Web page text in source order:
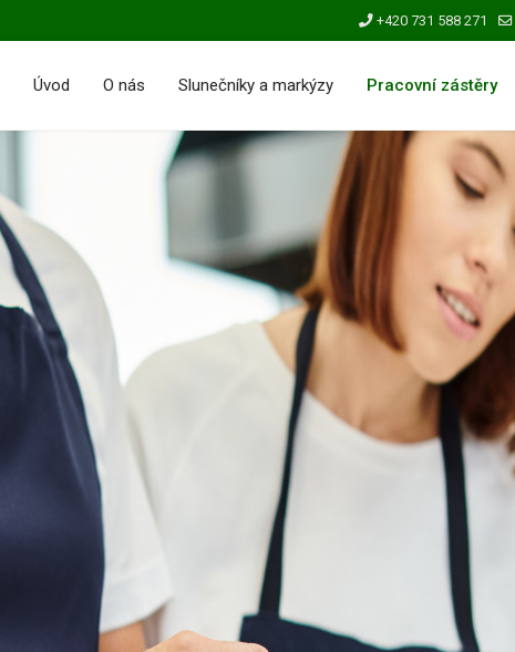
+420 731 588 271
Úvod O nás Slunečníky a markýzy Pracovní zástěry